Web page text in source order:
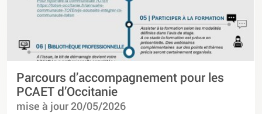
Parcours d’accompagnement pour les
PCAET d’Occitanie
mise à jour 20/05/2026